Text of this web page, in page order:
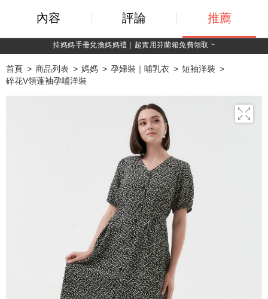
持媽媽手冊兌換媽媽禮｜超實用芬蘭箱免費領取 ~
首頁 商品列表 媽媽 孕婦裝｜哺乳衣
短袖洋裝
碎花V領蓬袖孕哺洋裝
內容 評論 推薦